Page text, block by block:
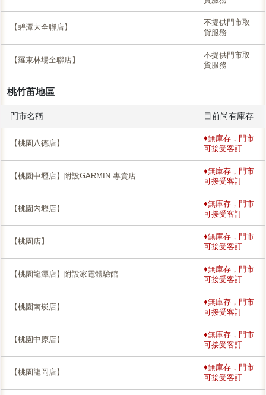
【碧潭大全聯店】
不提供門市取
貨服務
【羅東林場全聯店】
不提供門市取
貨服務
桃竹苖地區
門市名稱 目前尚有庫存
【桃園八德店】
♦無庫存，門市
可接受客訂
【桃園中壢店】附設GARMIN 專賣店
♦無庫存，門市
可接受客訂
【桃園內壢店】
♦無庫存，門市
可接受客訂
【桃園店】
♦無庫存，門市
可接受客訂
【桃園龍潭店】附設家電體驗館
♦無庫存，門市
可接受客訂
【桃園南崁店】
♦無庫存，門市
可接受客訂
【桃園中原店】
♦無庫存，門市
可接受客訂
【桃園龍岡店】
♦無庫存，門市
可接受客訂